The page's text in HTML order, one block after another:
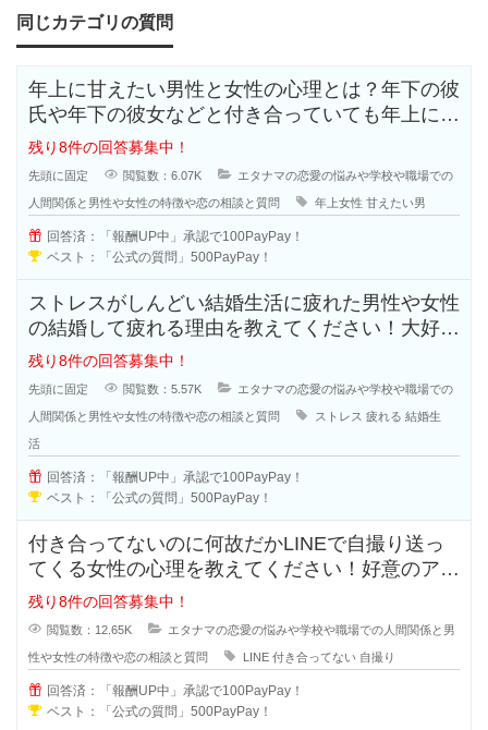
同じカテゴリの質問
年上に甘えたい男性と女性の心理とは？年下の彼
氏や年下の彼女などと付き合っていても年上に甘
えたいと思う人も多いのではないで
残り8件の回答募集中！
先頭に固定 閲覧数：6.07K エタナマの恋愛の悩みや学校や職場での
人間関係と男性や女性の特徴や恋の相談と質問 年上女性 甘えたい男
回答済：「報酬UP中」承認で100PayPay！
ベスト：「公式の質問」500PayPay！
ストレスがしんどい結婚生活に疲れた男性や女性
の結婚して疲れる理由を教えてください！大好き
で結婚したはずなのに結婚生活はお
残り8件の回答募集中！
先頭に固定 閲覧数：5.57K エタナマの恋愛の悩みや学校や職場での
人間関係と男性や女性の特徴や恋の相談と質問 ストレス 疲れる 結婚生
活
回答済：「報酬UP中」承認で100PayPay！
ベスト：「公式の質問」500PayPay！
付き合ってないのに何故だかLINEで自撮り送っ
てくる女性の心理を教えてください！好意のアピ
ールなのか、好きなのか分からな
残り8件の回答募集中！
閲覧数：12.65K エタナマの恋愛の悩みや学校や職場での人間関係と男
性や女性の特徴や恋の相談と質問 LINE 付き合ってない 自撮り
回答済：「報酬UP中」承認で100PayPay！
ベスト：「公式の質問」500PayPay！